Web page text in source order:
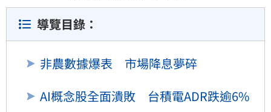
導覽目錄：
非農數據爆表 市場降息夢碎
AI概念股全面潰敗 台積電ADR跌逾6%